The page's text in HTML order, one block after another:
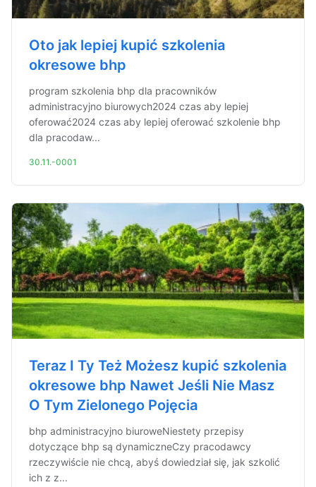
Oto jak lepiej kupić szkolenia
okresowe bhp
program szkolenia bhp dla pracowników
administracyjno biurowych2024 czas aby lepiej
oferować2024 czas aby lepiej oferować szkolenie bhp
dla pracodaw...
30.11.-0001
Teraz I Ty Też Możesz kupić szkolenia
okresowe bhp Nawet Jeśli Nie Masz
O Tym Zielonego Pojęcia
bhp administracyjno biuroweNiestety przepisy
dotyczące bhp są dynamiczneCzy pracodawcy
rzeczywiście nie chcą, abyś dowiedział się, jak szkolić
ich z z...